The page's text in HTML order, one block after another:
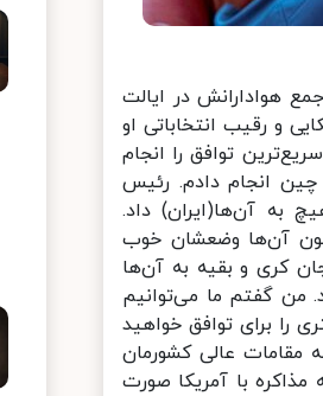
هوادارانش در ایالت
و رقیب انتخاباتی او
من سریع‌ترین توافق را انجام
انجام دادم. رئیس
را به خاطر هیچ به آن‌ها(ایران) داد.
داد. اکنون آن‌ها وضعشان خوب
کری و بقیه به آن‌ها
گفتم ما می‌توانیم
برای توافق خواهید
مقامات عالی کشورمان
با آمریکا صورت